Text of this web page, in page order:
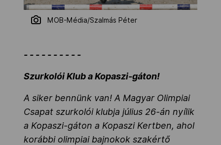
MOB-Média/Szalmás Péter
- - - - - - - - - -
Szurkolói Klub a Kopaszi-gáton!
A siker bennünk van! A Magyar Olimpiai
Csapat szurkolói klubja július 26-án nyílik
a Kopaszi-gáton a Kopaszi Kertben, ahol
korábbi olimpiai bajnokok szakértő